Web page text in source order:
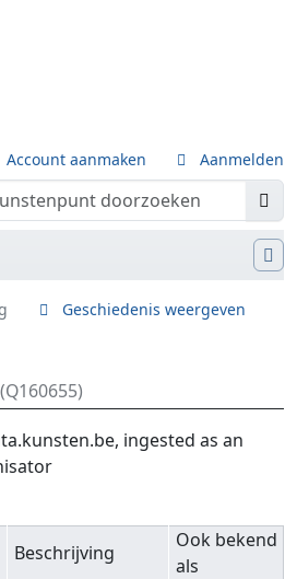
Account aanmaken Aanmelden
Geschiedenis weergeven
(Q160655)
ingested as an
Beschrijving
Ook bekend
als